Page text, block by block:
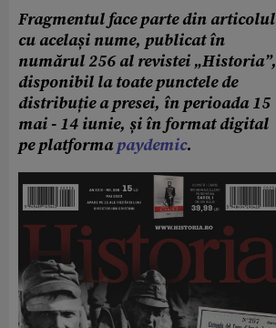
Fragmentul face parte din articolul
cu același nume, publicat în
numărul 256 al revistei „Historia”,
disponibil la toate punctele de
distribuție a presei, în perioada 15
mai - 14 iunie, și în format digital
pe platformapaydemic.